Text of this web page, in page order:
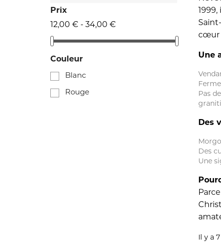
Prix
12,00 € - 34,00 €
Couleur
Blanc
Rouge
cœur
Une
Pas
Des
Des
Une
Il y a